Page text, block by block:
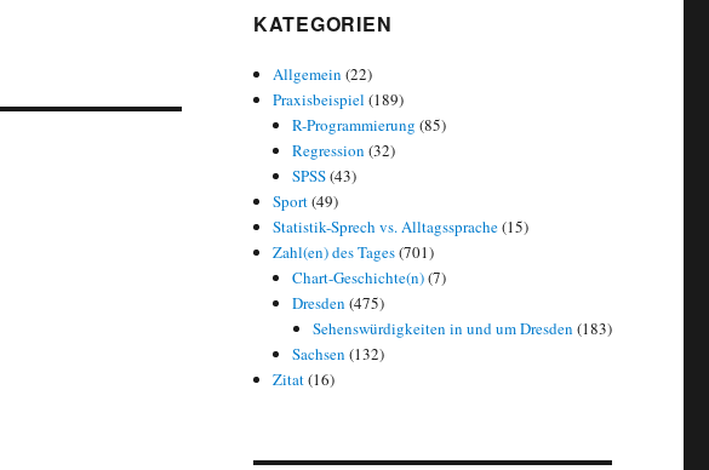
KATEGORIEN
Allgemein (22)
Praxisbeispiel (189)
R-Programmierung (85)
Regression (32)
SPSS(43)
Sport(49)
Statistik-Sprech vs. Alltagssprache(15)
Zahl(en) des Tages(701)
Chart-Geschichte(n)(7)
Dresden (475)
Sehenswürdigkeiten in und um Dresden (183)
Sachsen (132)
Zitat(16)